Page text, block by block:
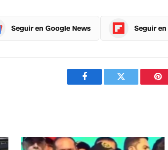
Seguir en Google News Seguir
FacebookTwitter